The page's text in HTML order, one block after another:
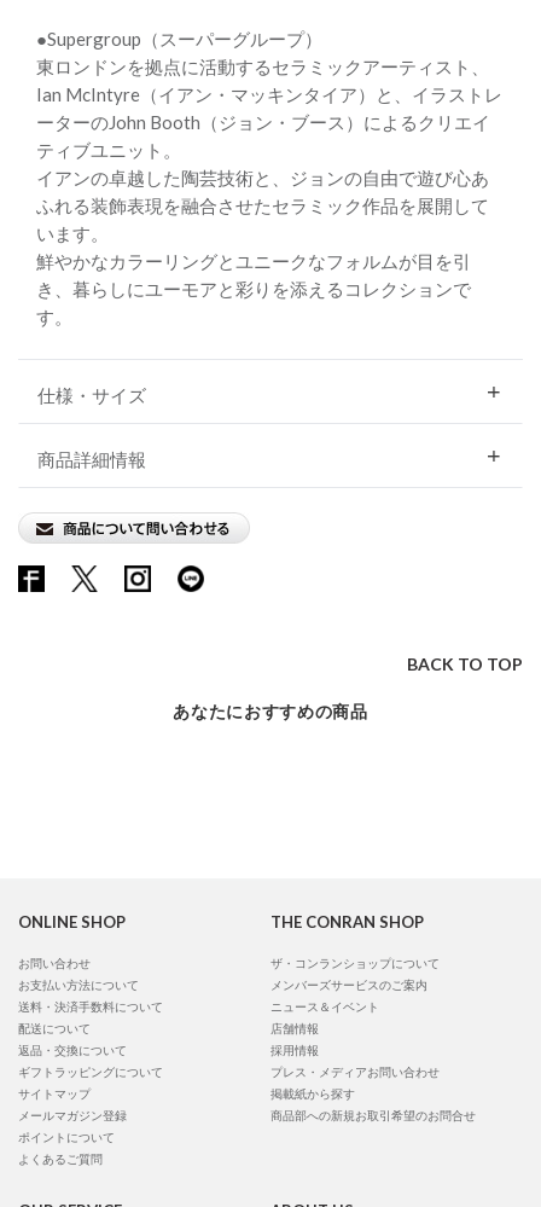
●Supergroup（スーパーグループ）
東ロンドンを拠点に活動するセラミックアーティスト、
Ian McIntyre（イアン・マッキンタイア）と、イラストレ
ーターのJohn Booth（ジョン・ブース）によるクリエイ
ティブユニット。
イアンの卓越した陶芸技術と、ジョンの自由で遊び心あ
ふれる装飾表現を融合させたセラミック作品を展開して
います。
鮮やかなカラーリングとユニークなフォルムが目を引
き、暮らしにユーモアと彩りを添えるコレクションで
す。
仕様・サイズ
商品詳細情報
BACK TO TOP
あなたにおすすめの商品
ONLINE SHOP
お問い合わせ
お支払い方法について
送料・決済手数料について
配送について
返品・交換について
ギフトラッピングについて
サイトマップ
メールマガジン登録
ポイントについて
よくあるご質問
THE CONRAN SHOP
ザ・コンランショップについて
メンバーズサービスのご案内
ニュース＆イベント
店舗情報
採用情報
プレス・メディアお問い合わせ
掲載紙から探す
商品部への新規お取引希望のお問合せ